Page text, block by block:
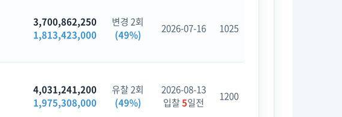
3,700,862,250
1,813,423,000
변경 2회
(49%)
2026-07-16 1025
4,031,241,200
1,975,308,000
유찰 2회
(49%)
2026-08-13
입찰5일전 1200